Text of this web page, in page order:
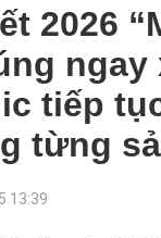
2026
ngay
tiếp
từng
13:39